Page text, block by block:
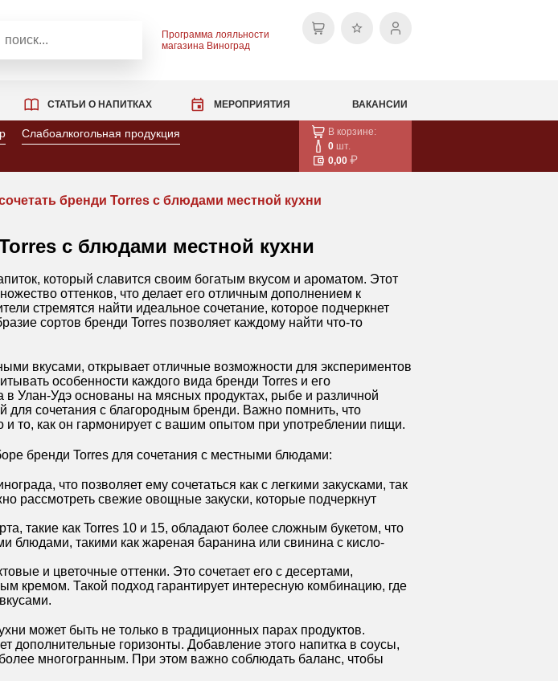
Программа лояльности
магазина Виноград
СТАТЬИ О НАПИТКАХ МЕРОПРИЯТИЯ ВАКАНСИИ
Слабоалкогольная продукция
В корзине:
0 шт.
0,00
бренди Torres с блюдами местной кухни
с блюдами местной кухни
который славится своим богатым вкусом и ароматом. Этот
оттенков, что делает его отличным дополнением к
стремятся найти идеальное сочетание, которое подчеркнет
сортов бренди Torres позволяет каждому найти что-то
вкусами, открывает отличные возможности для экспериментов
особенности каждого вида бренди Torres и его
Улан-Удэ основаны на мясных продуктах, рыбе и различной
для сочетания с благородным бренди. Важно помнить, что
и то, как он гармонирует с вашим опытом при употреблении пищи.
бренди Torres для сочетания с местными блюдами:
что позволяет ему сочетаться как с легкими закусками, так
свежие овощные закуски, которые подчеркнут
такие как Torres 10 и 15, обладают более сложным букетом, что
блюдами, такими как жареная баранина или свинина с кисло-
и цветочные оттенки. Это сочетает его с десертами,
кремом. Такой подход гарантирует интересную комбинацию, где
может быть не только в традиционных парах продуктов.
дополнительные горизонты. Добавление этого напитка в соусы,
многогранным. При этом важно соблюдать баланс, чтобы